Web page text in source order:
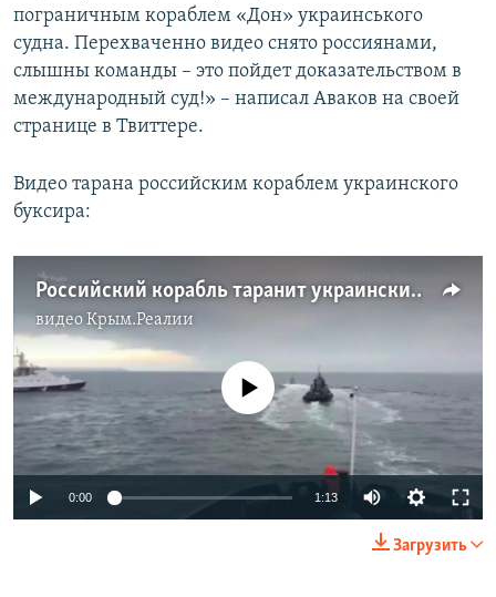
пограничным кораблем «Дон» украинського
судна. Перехваченно видео снято россиянами,
слышны команды – это пойдет доказательством в
международный суд!» – написал Аваков на своей
странице в Твиттере.
Видео тарана российским кораблем украинского
буксира:
Российский корабль таранит украинский буксир (видео)
видеоКрым.Реалии
No media source currently available
0:00 1:13
Загрузить